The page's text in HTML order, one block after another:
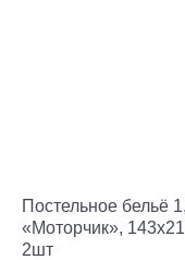
Постельное бельё
«Моторчик»,
2шт